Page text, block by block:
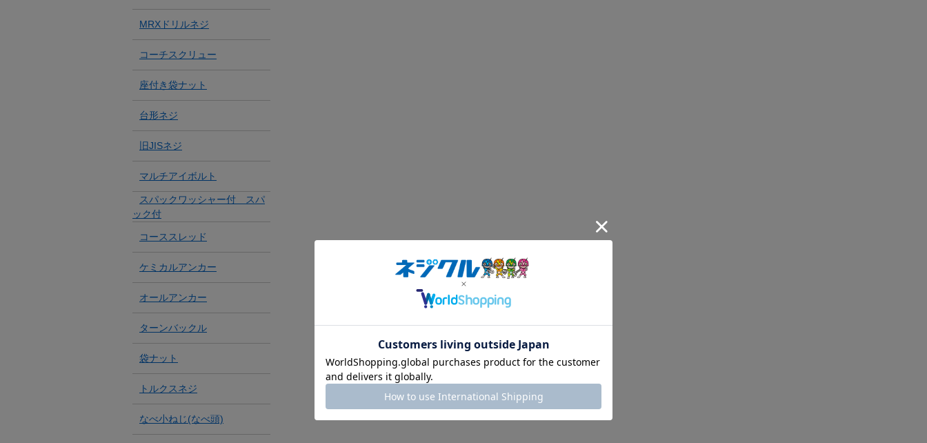
MRXドリルネジ
コーチスクリュー
座付き袋ナット
台形ネジ
旧JISネジ
マルチアイボルト
スパックワッシャー付 スパ
ック付
コーススレッド
ケミカルアンカー
オールアンカー
ターンバックル
袋ナット
トルクスネジ
なべ小ねじ(なべ頭)